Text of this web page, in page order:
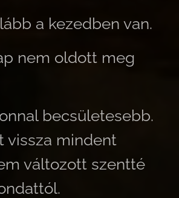
a kezedben van.
nem oldott meg
becsületesebb.
vissza mindent
változott szentté